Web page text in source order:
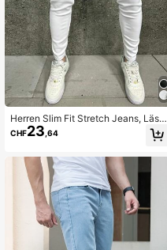
Herren Slim Fit Stretch Jeans, Lässi
g
CHF23 ,64